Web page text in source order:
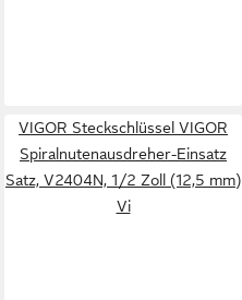
VIGOR Steckschlüssel VIGOR
Spiralnutenausdreher-Einsatz
Satz, V2404N, 1/2 Zoll (12,5 mm)
Vi